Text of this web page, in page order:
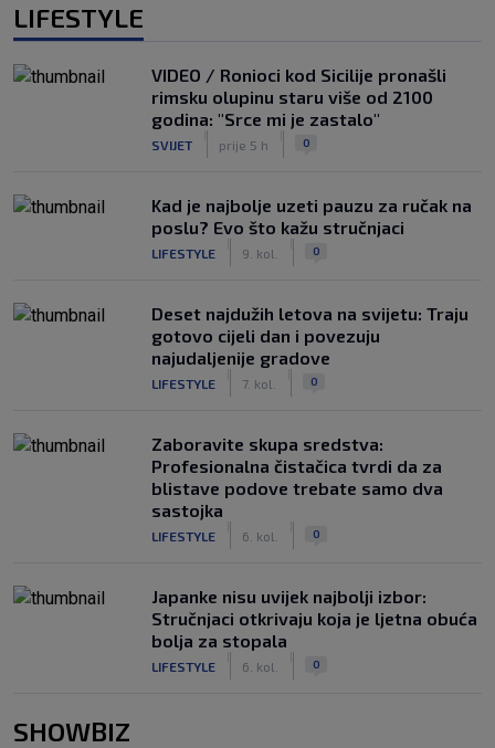
LIFESTYLE
VIDEO / Ronioci kod Sicilije pronašli
rimsku olupinu staru više od 2100
godina: "Srce mi je zastalo"
SVIJET prije 5 h 0
Kad je najbolje uzeti pauzu za ručak na
poslu? Evo što kažu stručnjaci
LIFESTYLE 9. kol. 0
Deset najdužih letova na svijetu: Traju
gotovo cijeli dan i povezuju
najudaljenije gradove
LIFESTYLE 7. kol. 0
Zaboravite skupa sredstva:
Profesionalna čistačica tvrdi da za
blistave podove trebate samo dva
sastojka
LIFESTYLE 6. kol. 0
Japanke nisu uvijek najbolji izbor:
Stručnjaci otkrivaju koja je ljetna obuća
bolja za stopala
LIFESTYLE 6. kol. 0
SHOWBIZ